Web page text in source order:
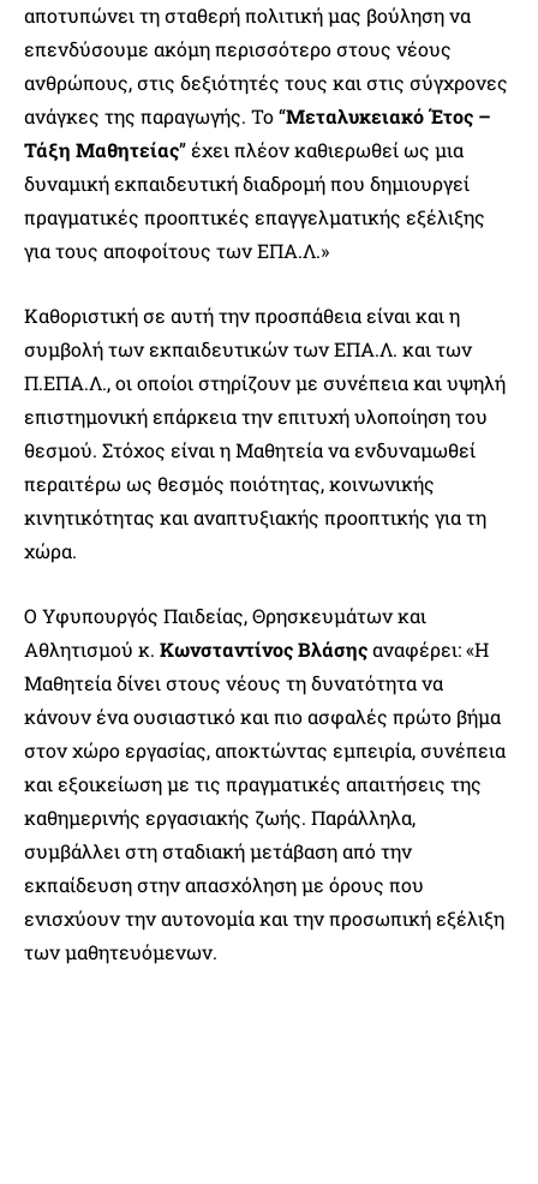
αποτυπώνει τη σταθερή πολιτική μας βούληση να
επενδύσουμε ακόμη περισσότερο στους νέους
ανθρώπους, στις δεξιότητές τους και στις σύγχρονες
ανάγκες της παραγωγής. Το “Μεταλυκειακό Έτος –
Τάξη Μαθητείας” έχει πλέον καθιερωθεί ως μια
δυναμική εκπαιδευτική διαδρομή που δημιουργεί
πραγματικές προοπτικές επαγγελματικής εξέλιξης
για τους αποφοίτους των ΕΠΑ.Λ.»
Καθοριστική σε αυτή την προσπάθεια είναι και η
συμβολή των εκπαιδευτικών των ΕΠΑ.Λ. και των
Π.ΕΠΑ.Λ., οι οποίοι στηρίζουν με συνέπεια και υψηλή
επιστημονική επάρκεια την επιτυχή υλοποίηση του
θεσμού. Στόχος είναι η Μαθητεία να ενδυναμωθεί
περαιτέρω ως θεσμός ποιότητας, κοινωνικής
κινητικότητας και αναπτυξιακής προοπτικής για τη
χώρα.
Ο Υφυπουργός Παιδείας, Θρησκευμάτων και
Αθλητισμού κ. Κωνσταντίνος Βλάσηςαναφέρει: «Η
Μαθητεία δίνει στους νέους τη δυνατότητα να
κάνουν ένα ουσιαστικό και πιο ασφαλές πρώτο βήμα
στον χώρο εργασίας, αποκτώντας εμπειρία, συνέπεια
και εξοικείωση με τις πραγματικές απαιτήσεις της
καθημερινής εργασιακής ζωής. Παράλληλα,
συμβάλλει στη σταδιακή μετάβαση από την
εκπαίδευση στην απασχόληση με όρους που
ενισχύουν την αυτονομία και την προσωπική εξέλιξη
των μαθητευόμενων.